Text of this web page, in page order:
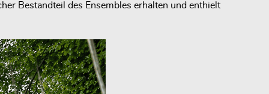
Bestandteil des Ensembles erhalten und enthielt